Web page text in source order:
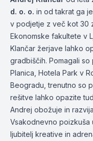
d. o. o. in od takrat ga
v podjetje z več kot 30
Ekonomske fakultete v
Klančar žerjave lahko
gradbiščih. Pomagali
Planica, Hotela Park v
Beogradu, trenutno so
rešitve lahko opazite
Andrej obožuje in
Vsakodnevno poizkuša
ljubitelj kreative in